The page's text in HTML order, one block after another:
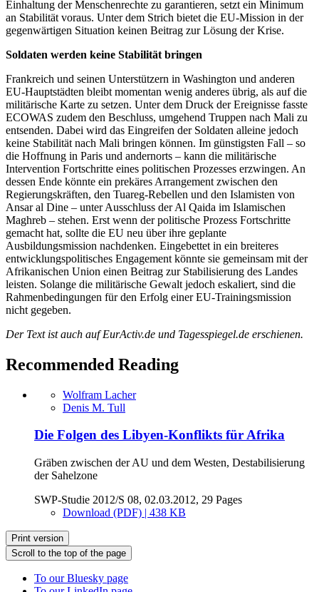
Einhaltung der Menschenrechte zu garantieren, setzt ein Minimum
an Stabilität voraus. Unter dem Strich bietet die EU-Mission in der
gegenwärtigen Situation keinen Beitrag zur Lösung der Krise.
Soldaten werden keine Stabilität bringen
Frankreich und seinen Unterstützern in Washington und anderen
EU-Hauptstädten bleibt momentan wenig anderes übrig, als auf die
militärische Karte zu setzen. Unter dem Druck der Ereignisse fasste
ECOWAS zudem den Beschluss, umgehend Truppen nach Mali zu
entsenden. Dabei wird das Eingreifen der Soldaten alleine jedoch
keine Stabilität nach Mali bringen können. Im günstigsten Fall – so
die Hoffnung in Paris und andernorts – kann die militärische
Intervention Fortschritte eines politischen Prozesses erzwingen. An
dessen Ende könnte ein prekäres Arrangement zwischen den
Regierungskräften, den Tuareg-Rebellen und den Islamisten von
Ansar al Dine – unter Ausschluss der Al Qaida im Islamischen
Maghreb – stehen. Erst wenn der politische Prozess Fortschritte
gemacht hat, sollte die EU neu über ihre geplante
Ausbildungsmission nachdenken. Eingebettet in ein breiteres
entwicklungspolitisches Engagement könnte sie gemeinsam mit der
Afrikanischen Union einen Beitrag zur Stabilisierung des Landes
leisten. Solange die militärische Gewalt jedoch eskaliert, sind die
Rahmenbedingungen für den Erfolg einer EU-Trainingsmission
nicht gegeben.
Der Text ist auch auf EurActiv.de und Tagesspiegel.de erschienen.
Recommended Reading
Wolfram Lacher
Denis M. Tull
Die Folgen des Libyen-Konflikts für Afrika
Gräben zwischen der AU und dem Westen, Destabilisierung
der Sahelzone
SWP-Studie 2012/S 08, 02.03.2012, 29 Pages
Download (PDF) | 438 KB
Print version
Scroll to the top of the page
To our Bluesky page